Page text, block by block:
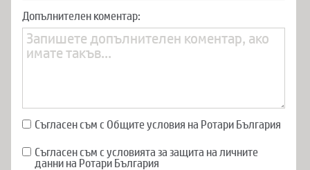
Допълнителен коментар:
Съгласен съм с Общите условия на Ротари България
Съгласен съм с условията за защита на личните
данни на Ротари България